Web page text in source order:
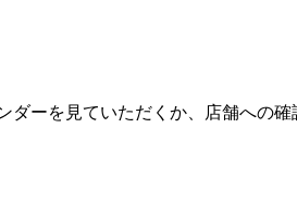
ーを見ていただくか、店舗への確